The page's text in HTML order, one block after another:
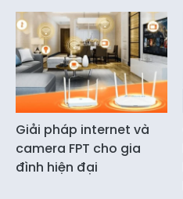
Giải pháp internet và
camera FPT cho gia
đình hiện đại